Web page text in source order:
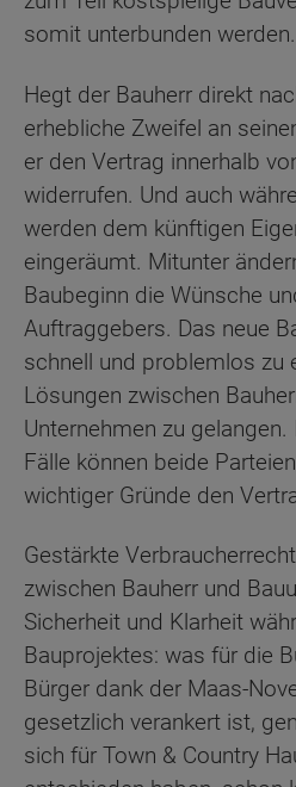
somit unterbunden werden.
Hegt der Bauherr direkt
erhebliche Zweifel an
er den Vertrag innerhalb
widerrufen. Und auch
werden dem künftigen
eingeräumt. Mitunter
Baubeginn die Wünsche
Auftraggebers. Das neue
schnell und problemlos zu
Lösungen zwischen
Unternehmen zu
Fälle können beide
wichtiger Gründe den
Gestärkte
zwischen Bauherr und
Sicherheit und Klarheit
Bauprojektes: was für die
Bürger dank der Maas-
gesetzlich verankert ist,
sich für Town & Country